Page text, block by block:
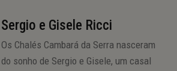
Sergio e Gisele Ricci
Os Chalés Cambará da Serra nasceram
do sonho de Sergio e Gisele, um casal